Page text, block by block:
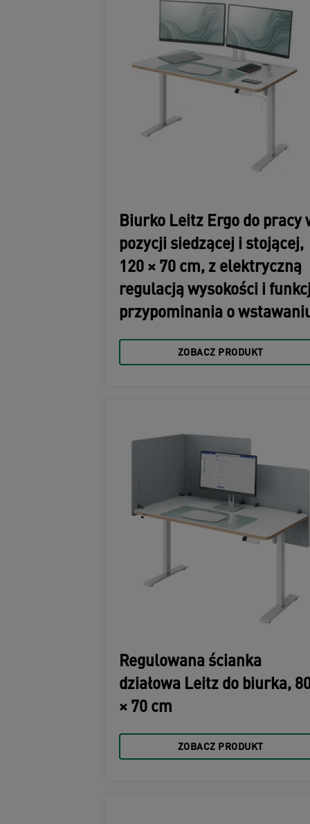
Biurko Leitz Ergo do pracy
pozycji siedzącej i stojącej,
120 × 70 cm, z elektryczną
regulacją wysokości i
przypominania o
ZOBACZ PRODUKT
Regulowana ścianka
działowa Leitz do biurka,
× 70 cm
ZOBACZ PRODUKT